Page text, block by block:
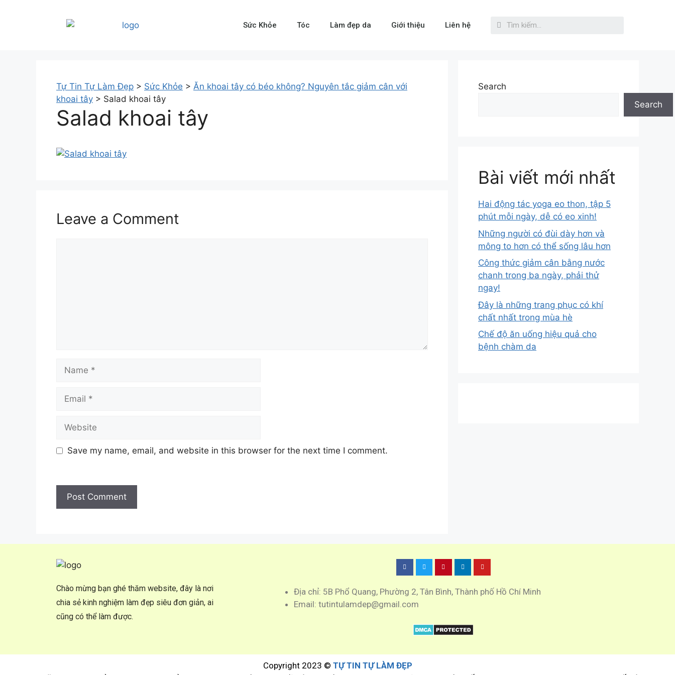
Sức Khỏe Tóc Làm đẹp da Giới thiệu Liên hệ
Tự Tin Tự Làm Đẹp > Sức Khỏe > Ăn khoai tây có béo không? Nguyên tắc giảm cân với
khoai tây > Salad khoai tây
Salad khoai tây
Leave a Comment
Save my name, email, and website in this browser for the next time I comment.
Search
Search
Bài viết mới nhất
Hai động tác yoga eo thon, tập 5
phút mỗi ngày, dễ có eo xinh!
Những người có đùi dày hơn và
mông to hơn có thể sống lâu hơn
Công thức giảm cân bằng nước
chanh trong ba ngày, phải thử
ngay!
Đây là những trang phục có khí
chất nhất trong mùa hè
Chế độ ăn uống hiệu quả cho
bệnh chàm da
Chào mừng bạn ghé thăm website, đây là nơi
chia sẻ kinh nghiệm làm đẹp siêu đơn giản, ai
cũng có thể làm được.
Địa chỉ: 5B Phổ Quang, Phường 2, Tân Bình, Thành phố Hồ Chí Minh
Email: tutintulamdep@gmail.com
Copyright 2023 © TỰ TIN TỰ LÀM ĐẸP